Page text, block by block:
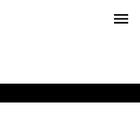
menu